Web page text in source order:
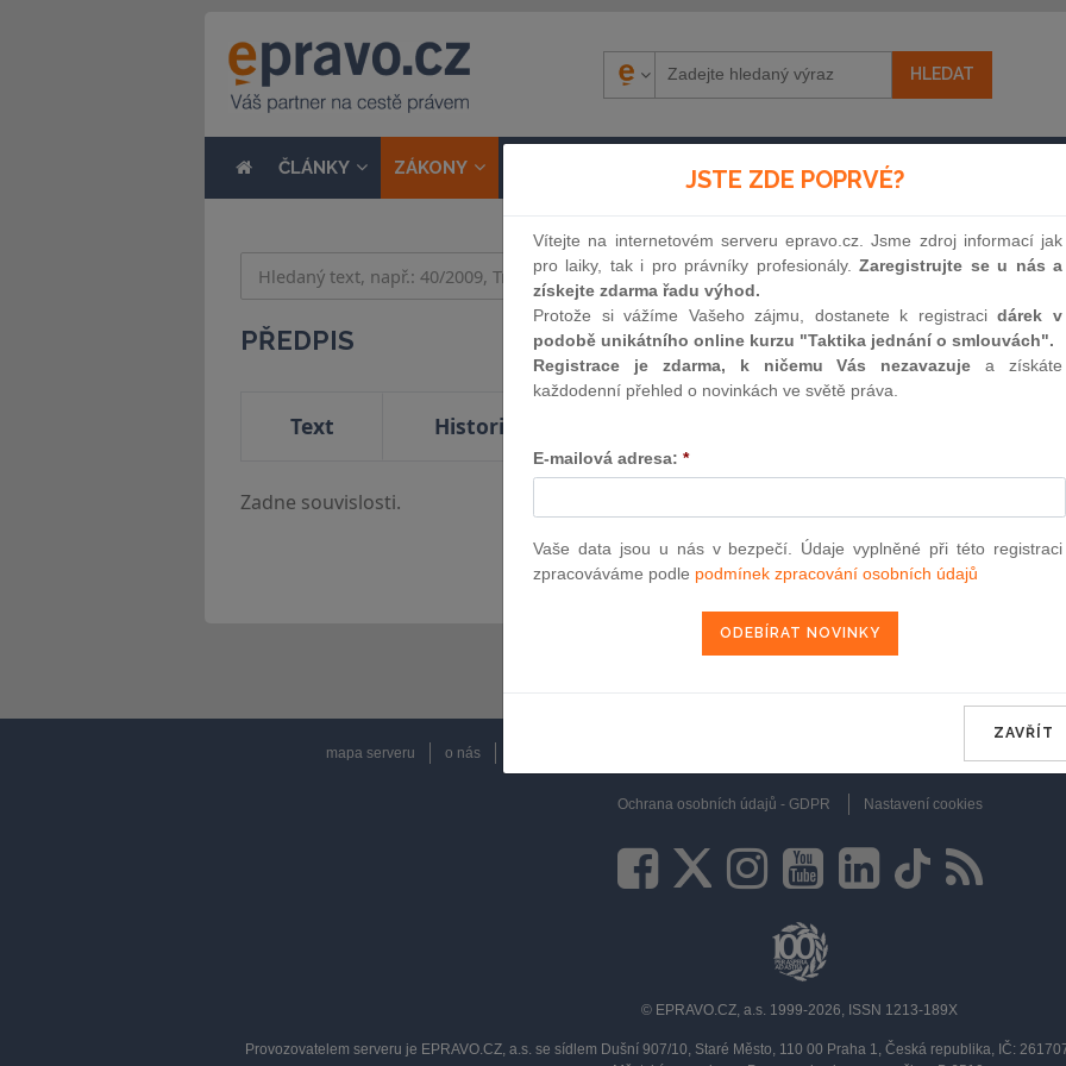
ČLÁNKY ZÁKONY SOUDNÍ ROZHODNUTÍ AKTUÁLNĚ E-
PŘEDPIS
Text Historie
Zadne souvislosti.
mapa serveru o nás
Ochrana osobních údajů - GDPR Nastavení cookies
© EPRAVO.CZ, a.s. 1999-2026, ISSN 1213-189X
Provozovatelem serveru je EPRAVO.CZ, a.s. se sídlem Dušní 907/10, Staré Město, 110 00 Praha 1, Česká republika, IČ:
JSTE ZDE POPRVÉ?
Vítejte na internetovém serveru epravo.cz. Jsme zdroj informací jak
pro laiky, tak i pro právníky profesionály.Zaregistrujte se u nás a
získejte zdarma řadu výhod.
Protože si vážíme Vašeho zájmu, dostanete k registracidárek v
podobě unikátního online kurzu "Taktika jednání o smlouvách".
Registrace je zdarma, k ničemu Vás nezavazuje a získáte
každodenní přehled o novinkách ve světě práva.
E-mailová adresa: *
Vaše data jsou u nás v bezpečí. Údaje vyplněné při této registraci
zpracováváme podle podmínek zpracování osobních údajů
ZAVŘÍT